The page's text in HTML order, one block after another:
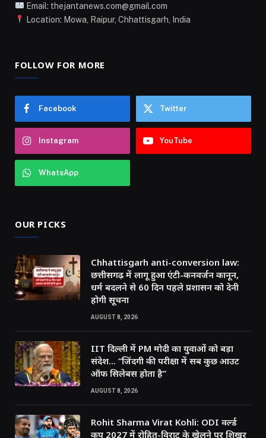
Email: thejantanews.com@gmail.com
Location: Mowa, Raipur, Chhattisgarh, India
FOLLOW FOR MORE
Facebook Twitter
Instagram YouTube
WhatsApp
OUR PICKS
Chhattisgarh anti-conversion law:
छत्तीसगढ़ में लागू हुआ एंटी-कनवर्जन कानून,
धर्म बदलने से 60 दिन पहले प्रशासन को देनी
होगी सूचना
AUGUST 8, 2026
IIT दिल्ली में PM मोदी का युवाओं को बड़ा
संदेश… “जिंदगी की परीक्षा में सब कुछ आउट
ऑफ सिलेबस होता है”
AUGUST 8, 2026
Rohit Sharma Virat Kohli: ODI वर्ल्ड
कप 2027 में रोहित-विराट के खेलने पर शिखर